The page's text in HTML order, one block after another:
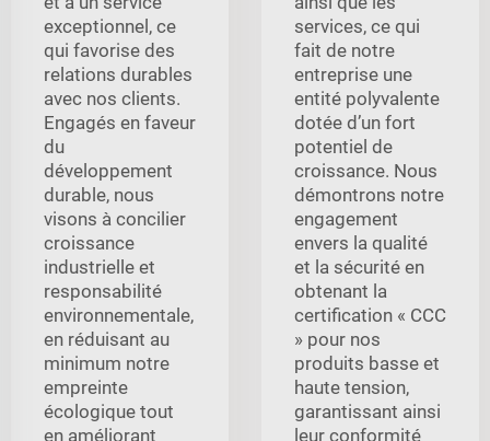
exceptionnel, ce
qui favorise des
relations durables
avec nos clients.
Engagés en faveur
du
développement
durable, nous
visons à concilier
croissance
industrielle et
responsabilité
environnementale,
en réduisant au
minimum notre
empreinte
écologique tout
en améliorant
services, ce qui
fait de notre
entreprise une
entité polyvalente
dotée d’un fort
potentiel de
croissance. Nous
démontrons notre
engagement
envers la qualité
et la sécurité en
obtenant la
certification « CCC
» pour nos
produits basse et
haute tension,
garantissant ainsi
leur conformité